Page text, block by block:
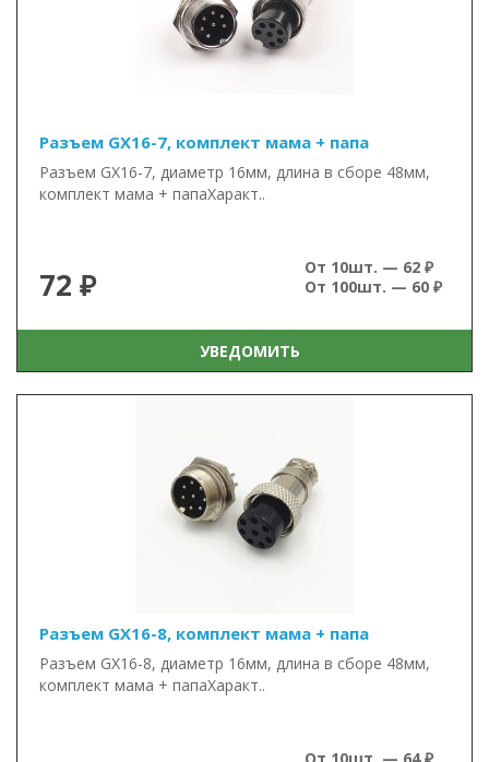
Разъем GX16-7, комплект мама + папа
Разъем GX16-7, диаметр 16мм, длина в сборе 48мм,
комплект мама + папаХаракт..
72 ₽
От 10шт. — 62 ₽
От 100шт. — 60 ₽
УВЕДОМИТЬ
Разъем GX16-8, комплект мама + папа
Разъем GX16-8, диаметр 16мм, длина в сборе 48мм,
комплект мама + папаХаракт..